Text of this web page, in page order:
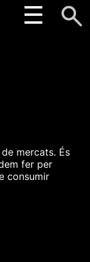
☰
mercats. És
fer per
consumir